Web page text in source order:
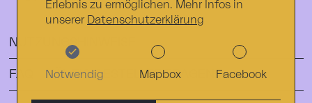
NUTZUNGSHINWEISE
FAQ – HÄUFIG GESTELLTE FRAGEN
Erlebnis zu ermöglichen. Mehr Infos in
unserer Datenschutzerklärung
Notwendig Mapbox Facebook